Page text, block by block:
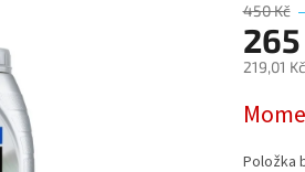
450 Kč
219,01
cena:
Položka